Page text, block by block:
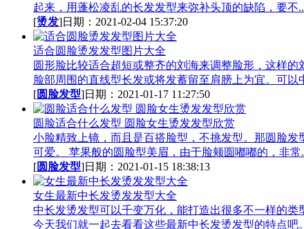
起来，用蓬松凌乱的长发发型来弥补头顶的缺陷，要不..
[烫发]日期：2021-02-04 15:37:20
适合圆脸烫发发型图片大全
圆形脸比较适合超短或整齐的刘海来调整脸形，这样
脸部周围的直线型长发或将发蓄留至肩膀上为宜。可以
[圆脸发型]日期：2021-01-17 11:27:50
圆脸适合什么发型 圆脸女生烫发发型欣赏
小脸精致上镜，而且是百搭脸型，不挑发型。那圆脸
可爱。 苹果般的圆脸型美眉，由于脸颊圆嘟嘟的，非常
[圆脸发型]日期：2021-01-15 18:38:13
女生最新中长发烫发发型大全
中长发烫发型可以千变万化，能打造出很多不一样的
今天我们就一起去看看这些最新中长发烫发型的特点吧